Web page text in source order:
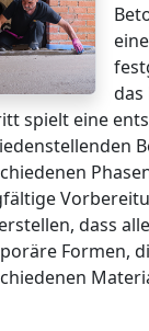
das
spielt eine
dass
Formen,